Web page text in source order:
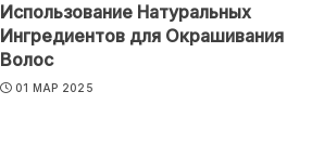
Использование Натуральных
Ингредиентов для Окрашивания
Волос
01 МАР 2025